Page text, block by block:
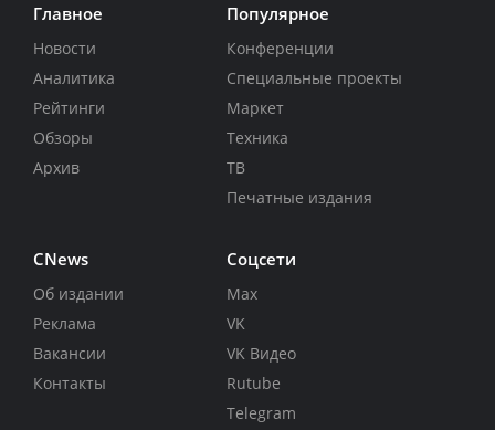
Главное
Новости
Аналитика
Рейтинги
Обзоры
Архив
Популярное
Конференции
Специальные проекты
Маркет
Техника
ТВ
Печатные издания
CNews
Об издании
Реклама
Вакансии
Контакты
Соцсети
Max
VK
VK Видео
Rutube
Telegram